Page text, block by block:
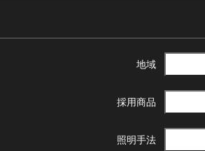
地域
採用商品
照明手法